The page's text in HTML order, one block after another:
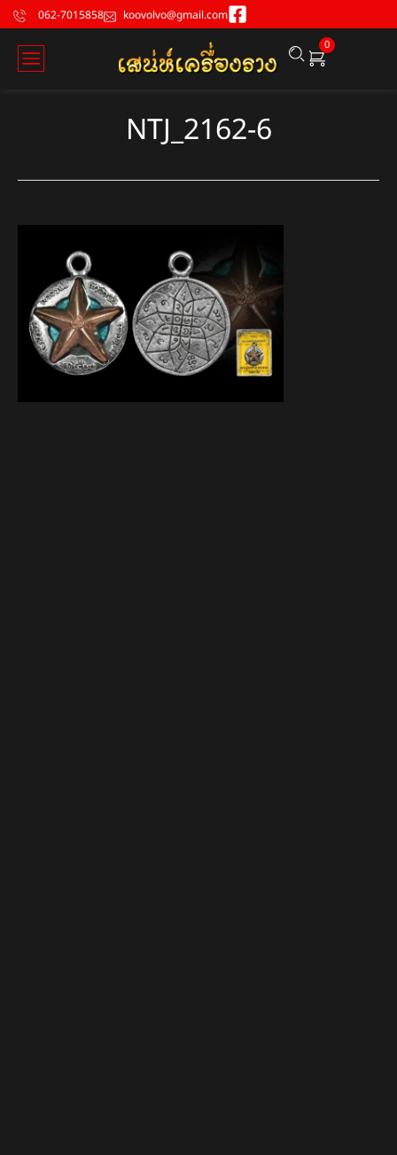
062-7015858 koovolvo@gmail.com
0
NTJ_2162-6